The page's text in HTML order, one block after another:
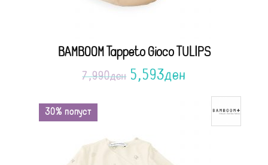
BAMBOOM Tappeto Gioco TULIPS
7,990ден 5,593ден
30% попуст